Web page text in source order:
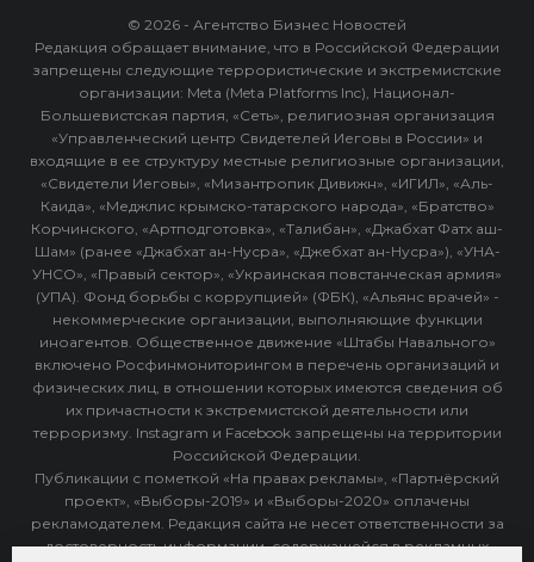
© 2026 - Агентство Бизнес Новостей
Редакция обращает внимание, что в Российской Федерации
запрещены следующие террористические и экстремистские
организации: Meta (Meta Platforms Inc), Национал-
Большевистская партия, «Сеть», религиозная организация
«Управленческий центр Свидетелей Иеговы в России» и
входящие в ее структуру местные религиозные организации,
«Свидетели Иеговы», «Мизантропик Дивижн», «ИГИЛ», «Аль-
Каида», «Меджлис крымско-татарского народа», «Братство»
Корчинского, «Артподготовка», «Талибан», «Джабхат Фатх аш-
Шам» (ранее «Джабхат ан-Нусра», «Джебхат ан-Нусра»), «УНА-
УНСО», «Правый сектор», «Украинская повстанческая армия»
(УПА). Фонд борьбы с коррупцией» (ФБК), «Альянс врачей» -
некоммерческие организации, выполняющие функции
иноагентов. Общественное движение «Штабы Навального»
включено Росфинмониторингом в перечень организаций и
физических лиц, в отношении которых имеются сведения об
их причастности к экстремистской деятельности или
терроризму. Instagram и Facebook запрещены на территории
Российской Федерации.
Публикации с пометкой «На правах рекламы», «Партнёрский
проект», «Выборы-2019» и «Выборы-2020» оплачены
рекламодателем. Редакция сайта не несет ответственности за
достоверность информации, содержащейся в рекламных